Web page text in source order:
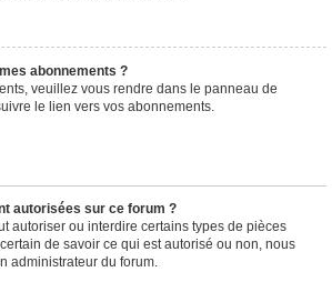
abonnements ?
veuillez vous rendre dans le panneau de
le lien vers vos abonnements.
autorisées sur ce forum ?
autoriser ou interdire certains types de pièces
de savoir ce qui est autorisé ou non, nous
administrateur du forum.